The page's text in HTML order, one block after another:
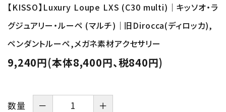
ACCOUNT MENU
ようこそ 会員名 様
meeting_room ログイン person 新規会員登録
【KISSO】Luxury Loupe LXS (C30 multi)｜キッソオ・ラ
グジュアリー・ルーペ (マルチ)｜旧Dirocca(ディロッカ),
ペンダントルーペ,メガネ素材アクセサリー
9,240円(本体8,400円、税840円)
数量 － ＋